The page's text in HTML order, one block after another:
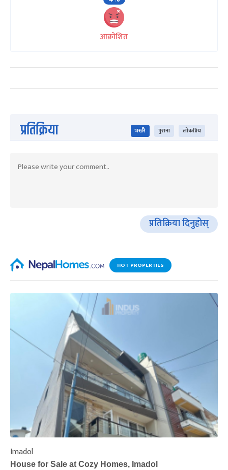
आक्रोशित
प्रतिक्रिया भर्खरै पुराना लोकप्रिय
प्रतिक्रिया दिनुहोस्
HOT PROPERTIES
Imadol
House for Sale at Cozy Homes, Imadol